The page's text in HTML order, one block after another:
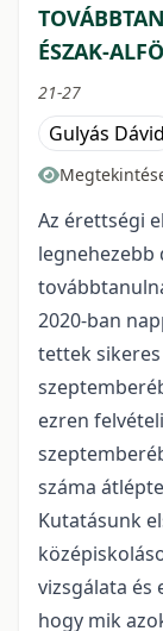
ÉSZAK-
21-27
Gulyás Dávid
Az érettségi
legnehezebb
2020-ban
tettek
ezren
száma
Kutatásunk
vizsgálata és
hogy mik